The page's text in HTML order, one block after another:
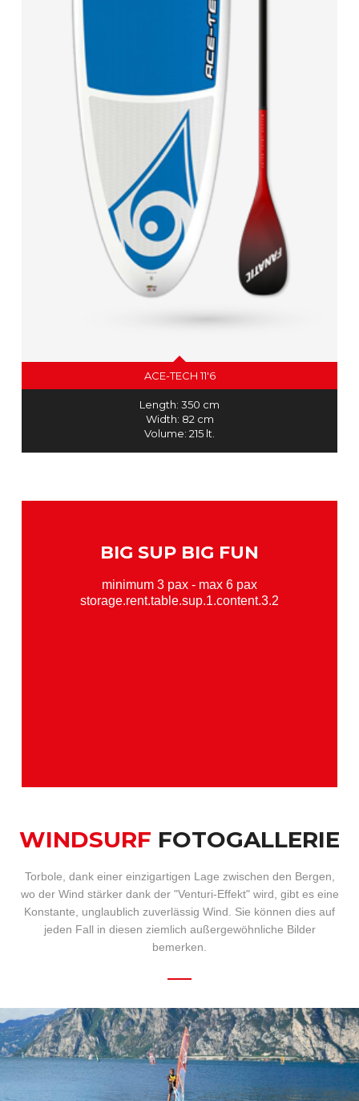
ACE-TECH 11'6
Length: 350 cm
Width: 82 cm
Volume: 215 lt.
BIG SUP BIG FUN
minimum 3 pax - max 6 pax
storage.rent.table.sup.1.content.3.2
WINDSURF FOTOGALLERIE
Torbole, dank einer einzigartigen Lage zwischen den Bergen,
wo der Wind stärker dank der "Venturi-Effekt" wird, gibt es eine
Konstante, unglaublich zuverlässig Wind. Sie können dies auf
jeden Fall in diesen ziemlich außergewöhnliche Bilder
bemerken.